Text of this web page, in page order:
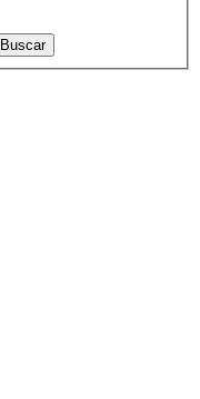
Buscar